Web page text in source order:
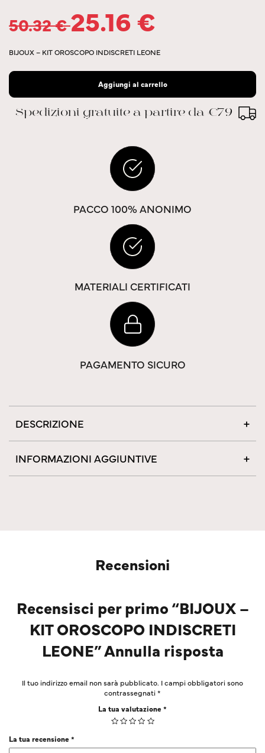
50.32€25.16€
BIJOUX – KIT OROSCOPO INDISCRETI LEONE
Aggiungi al carrello
Spedizioni gratuite a partire da €79
PACCO 100% ANONIMO
MATERIALI CERTIFICATI
PAGAMENTO SICURO
DESCRIZIONE
INFORMAZIONI AGGIUNTIVE
Recensioni
Recensisci per primo “BIJOUX –
KIT OROSCOPO INDISCRETI
LEONE” Annulla risposta
Il tuo indirizzo email non sarà pubblicato. I campi obbligatori sono
contrassegnati*
La tua valutazione*
La tua recensione*